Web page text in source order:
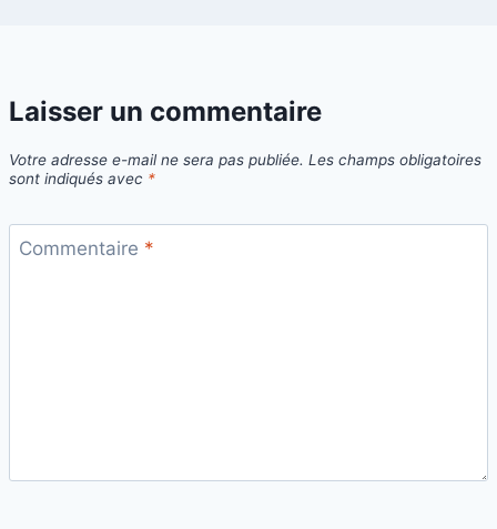
Laisser un commentaire
Votre adresse e-mail ne sera pas publiée. Les champs obligatoires
sont indiqués avec *
Commentaire *